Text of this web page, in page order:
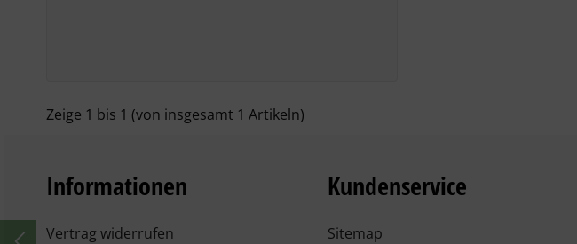
Zeige 1 bis 1 (von insgesamt 1 Artikeln)
Informationen
Vertrag widerrufen
Kundenservice
Sitemap